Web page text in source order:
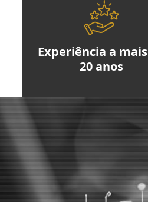
Experiência a
20 anos